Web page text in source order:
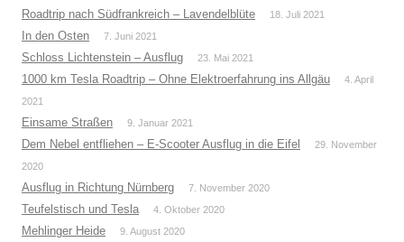
Roadtrip nach Südfrankreich – Lavendelblüte 18. Juli 2021
In den Osten 7. Juni 2021
Schloss Lichtenstein – Ausflug 23. Mai 2021
1000 km Tesla Roadtrip – Ohne Elektroerfahrung ins Allgäu
4. April
2021
Einsame Straßen 9. Januar 2021
Dem Nebel entfliehen – E-Scooter Ausflug in die Eifel
29. November
2020
Ausflug in Richtung Nürnberg 7. November 2020
Teufelstisch und Tesla 4. Oktober 2020
Mehlinger Heide 9. August 2020